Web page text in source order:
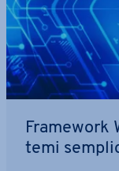
Framework
temi